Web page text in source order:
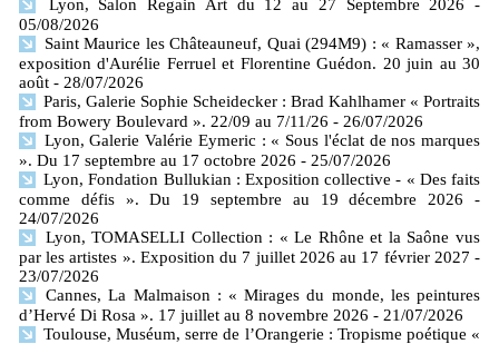
Lyon, Salon Regain Art du 12 au 27 Septembre 2026
-
05/08/2026
Saint Maurice les Châteauneuf, Quai (294M9) : « Ramasser »,
exposition d'Aurélie Ferruel et Florentine Guédon. 20 juin au 30
août - 28/07/2026
Paris, Galerie Sophie Scheidecker : Brad Kahlhamer « Portraits
from Bowery Boulevard ». 22/09 au 7/11/26 - 26/07/2026
Lyon, Galerie Valérie Eymeric : « Sous l'éclat de nos marques
». Du 17 septembre au 17 octobre 2026 - 25/07/2026
Lyon, Fondation Bullukian : Exposition collective - « Des faits
comme défis ». Du 19 septembre au 19 décembre 2026
-
24/07/2026
Lyon, TOMASELLI Collection : « Le Rhône et la Saône vus
par les artistes ». Exposition du 7 juillet 2026 au 17 février 2027 -
23/07/2026
Cannes, La Malmaison : « Mirages du monde, les peintures
d’Hervé Di Rosa ». 17 juillet au 8 novembre 2026 - 21/07/2026
Toulouse, Muséum, serre de l’Orangerie : Tropisme poétique «